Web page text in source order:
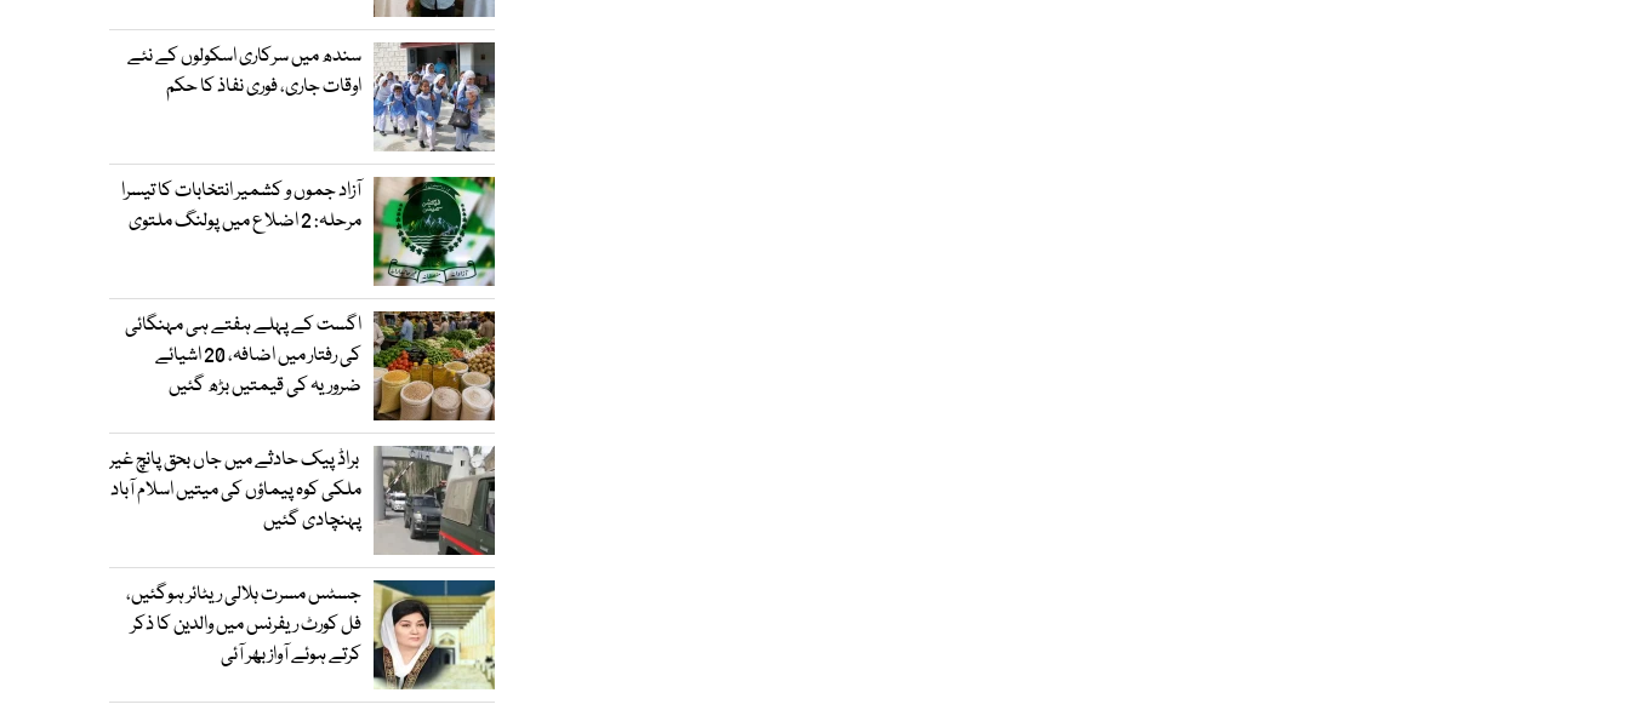
سندھ میں سرکاری اسکولوں کے نئے
اوقات جاری، فوری نفاذ کا حکم
آزاد جموں و کشمیر انتخابات کا تیسرا
مرحلہ: 2 اضلاع میں پولنگ ملتوی
اگست کے پہلے ہفتے ہی مہنگائی
کی رفتار میں اضافہ، 20 اشیائے
ضروریہ کی قیمتیں بڑھ گئیں
براڈ پیک حادثے میں جاں بحق پانچ غیر
ملکی کوہ پیماؤں کی میتیں اسلام آباد
پہنچادی گئیں
جسٹس مسرت ہلالی ریٹائر ہوگئیں،
فل کورٹ ریفرنس میں والدین کا ذکر
کرتے ہوئے آواز بھر آئی